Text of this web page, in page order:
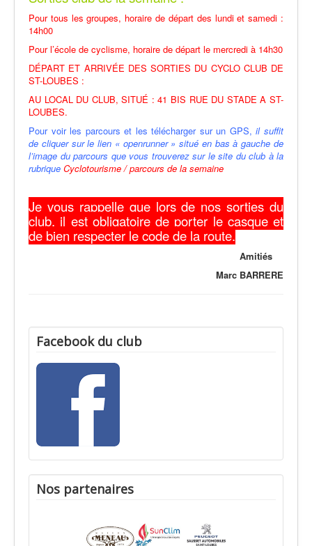
Pour tous les groupes, horaire de départ des lundi et samedi :
14h00
Pour l’école de cyclisme, horaire de départ le mercredi à 14h30
DÉPART ET ARRIVÉE DES SORTIES DU CYCLO CLUB DE
ST-LOUBES :
AU LOCAL DU CLUB, SITUÉ : 41 BIS RUE DU STADE A ST-
LOUBES.
Pour voir les parcours et les télécharger sur un GPS,il suffit
de cliquer sur le lien « openrunner » situé en bas à gauche de
l’image du parcours que vous trouverez sur le site du club à la
rubrique Cyclotourisme / parcours de la semaine
Je vous rappelle que lors de nos sorties du
club, il est obligatoire de porter le casque et
de bien respecter le code de la route.
Amitiés
Marc BARRERE
Facebook du club
Nos partenaires